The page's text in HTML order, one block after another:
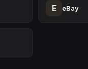
E eBay